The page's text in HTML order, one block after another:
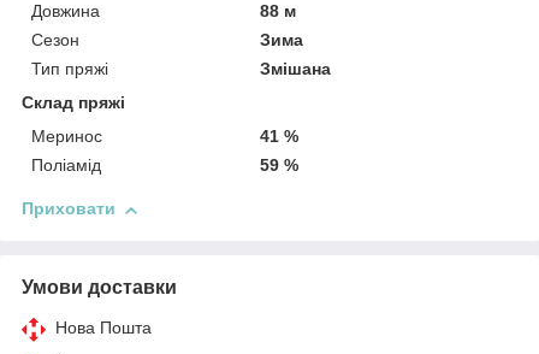
Довжина
88 м
Сезон
Зима
Тип пряжі
Змішана
Склад пряжі
Меринос
41 %
Поліамід
59 %
Приховати
Умови доставки
Нова Пошта